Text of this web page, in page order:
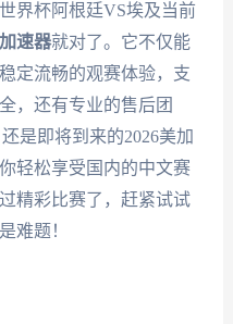
界杯阿根廷VS埃及当前
速器就对了。它不仅能
定流畅的观赛体验，支
，还有专业的售后团
是即将到来的2026美加
轻松享受国内的中文赛
精彩比赛了，赶紧试试
难题！